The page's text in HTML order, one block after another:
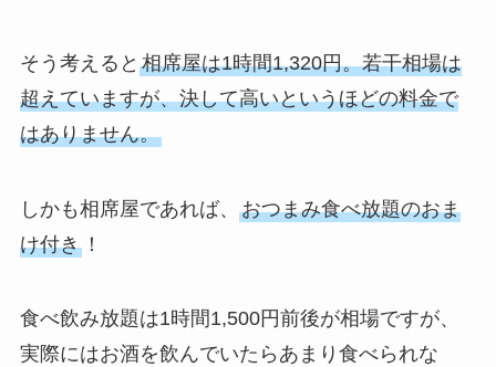
そう考えると 相席屋は1時間1,320円。若干相場は
超えていますが、決して高いというほどの料金で
はありません。
しかも相席屋であれば、 おつまみ食べ放題のおま
け付き！
食べ飲み放題は1時間1,500円前後が相場ですが、
実際にはお酒を飲んでいたらあまり食べられな